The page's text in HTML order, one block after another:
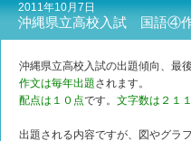
2011年10月7日
沖縄県立高校入試 国語④
沖縄県立高校入試の出題傾向、最
作文は毎年出題されます。
配点は１０点です。 文字数は２１
出題される内容ですが、図やグラ